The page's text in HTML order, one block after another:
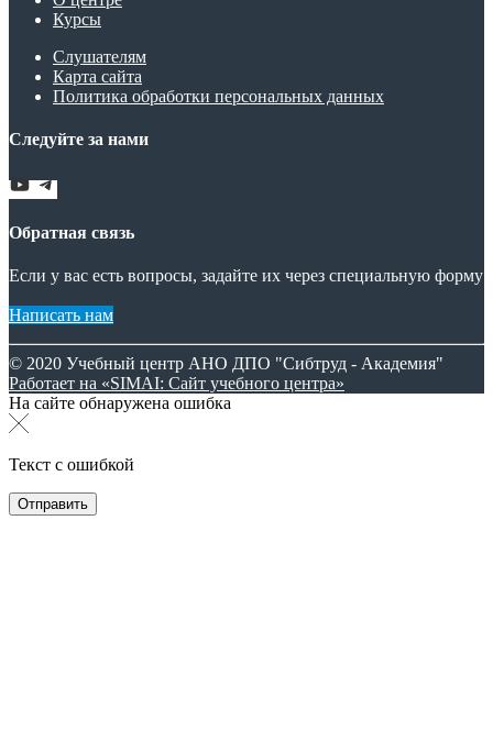
Курсы
Слушателям
Карта сайта
Политика обработки персональных данных
Следуйте за нами
Обратная связь
Если у вас есть вопросы, задайте их через специальную форму
Написать нам
© 2020 Учебный центр АНО ДПО "Сибтруд - Академия"
Работает на «SIMAI: Сайт учебного центра»
На сайте обнаружена ошибка
Текст с ошибкой